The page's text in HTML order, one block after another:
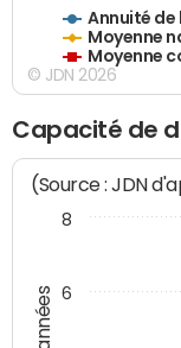
Annuité
Moyenne
Moyenne
© JDN 2026
Capacité de
(Source : JDN
6
8